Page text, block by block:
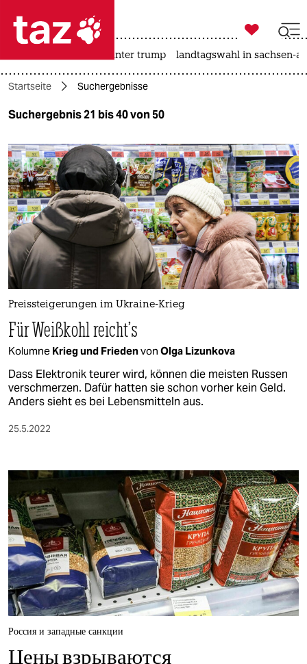
 taz zahl ich
taz zahl ich
themen
politik
öko
gesellschaft
kultur
sport
berlin
nord
wahrheit
verlag
verlag
shop
fragen & hilfe
unterstützen
abo
genossenschaft
epaper login

taz zahl ich
usa unter trump landtagswahl in sachsen-
Startseite Suchergebnisse
Suchergebnis 21 bis 40 von 50
Preissteigerungen im Ukraine-Krieg
Für Weißkohl reicht’s
Kolumne Krieg und Friedenvon Olga Lizunkova
Dass Elektronik teurer wird, können die meisten Russen
verschmerzen. Dafür hatten sie schon vorher kein Geld.
Anders sieht es bei Lebensmitteln aus.
25.5.2022
Россия и западные санкции
Цены взрываются